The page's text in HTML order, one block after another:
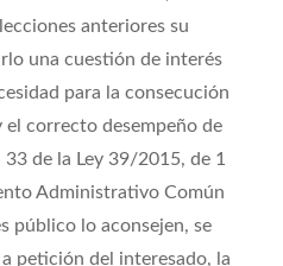
anteriores su
una cuestión de interés
para la consecución
correcto desempeño de
de la Ley 39/2015, de 1
Administrativo Común
público lo aconsejen, se
petición del interesado, la